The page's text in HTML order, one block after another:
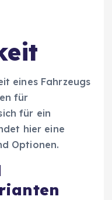
eines Fahrzeugs
für
für ein
hier eine
Optionen.